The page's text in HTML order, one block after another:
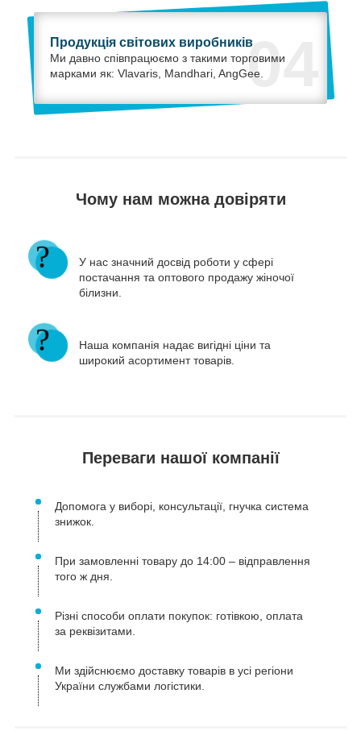
04
Продукція світових виробників
Ми давно співпрацюємо з такими торговими
марками як: Vlavaris, Mandhari, AngGee.
Чому нам можна довіряти
У нас значний досвід роботи у сфері
постачання та оптового продажу жіночої
білизни.
Наша компанія надає вигідні ціни та
широкий асортимент товарів.
Переваги нашої компанії
Допомога у виборі, консультації, гнучка система
знижок.
При замовленні товару до 14:00 – відправлення
того ж дня.
Різні способи оплати покупок: готівкою, оплата
за реквізитами.
Ми здійснюємо доставку товарів в усі регіони
України службами логістики.